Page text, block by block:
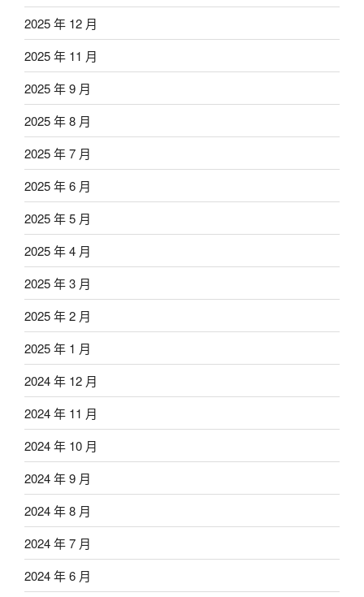
2025 年 12 月
2025 年 11 月
2025 年 9 月
2025 年 8 月
2025 年 7 月
2025 年 6 月
2025 年 5 月
2025 年 4 月
2025 年 3 月
2025 年 2 月
2025 年 1 月
2024 年 12 月
2024 年 11 月
2024 年 10 月
2024 年 9 月
2024 年 8 月
2024 年 7 月
2024 年 6 月